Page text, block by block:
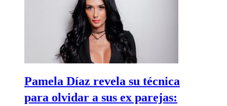
Pamela Díaz revela su técnica
para olvidar a sus ex parejas: